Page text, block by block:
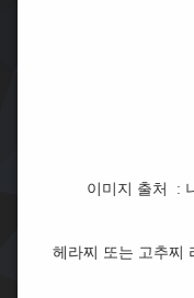
이미지 출처 :
헤라찌 또는 고추찌